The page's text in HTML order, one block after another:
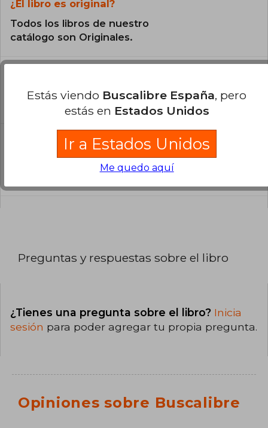
¿El libro es original?
Todos los libros de nuestro
catálogo son Originales.
El libro está escrito en Inglés.
¿Cuál es la encuadernación de este libro?
La encuadernación de esta edición es Tapa
Preguntas y respuestas sobre el libro
¿Tienes una pregunta sobre el libro? Inicia
sesión para poder agregar tu propia pregunta.
Opiniones sobre Buscalibre
Estás viendo Buscalibre España, pero
estás en Estados Unidos
Ir a Estados Unidos
Me quedo aquí